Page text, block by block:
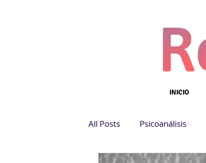
INICIO
All Posts Psicoanálisis